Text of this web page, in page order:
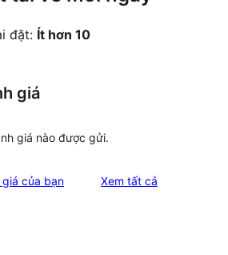
đặt: Ít hơn 10
giá
giá nào được gửi.
của bạn Xem tất cả